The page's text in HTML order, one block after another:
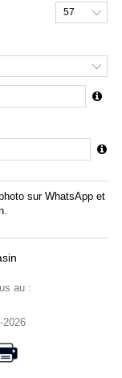
57
sur WhatsApp et
au :
2026